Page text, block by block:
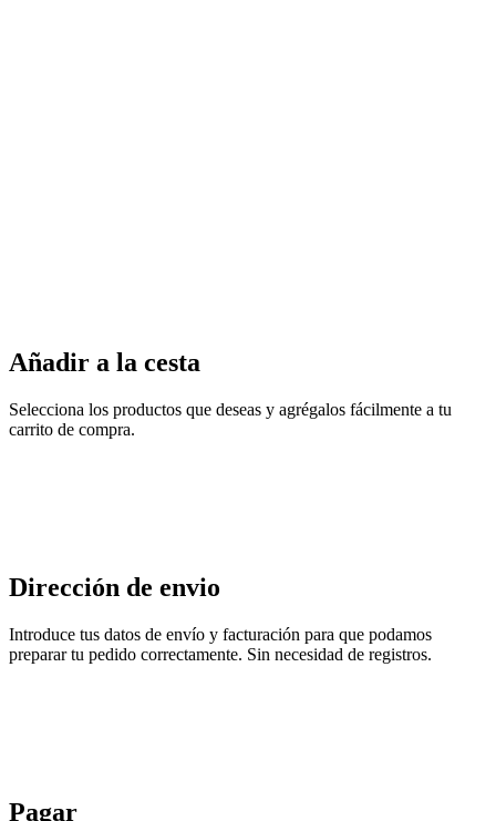
Añadir a la cesta
Selecciona los productos que deseas y agrégalos fácilmente a tu
carrito de compra.
Dirección de envio
Introduce tus datos de envío y facturación para que podamos
preparar tu pedido correctamente. Sin necesidad de registros.
Pagar